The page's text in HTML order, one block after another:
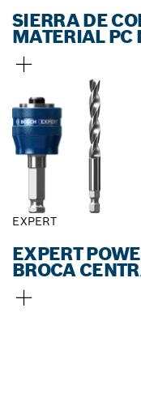
SIERRA DE
MATERIAL PC
EXPERT
EXPERT
BROCA